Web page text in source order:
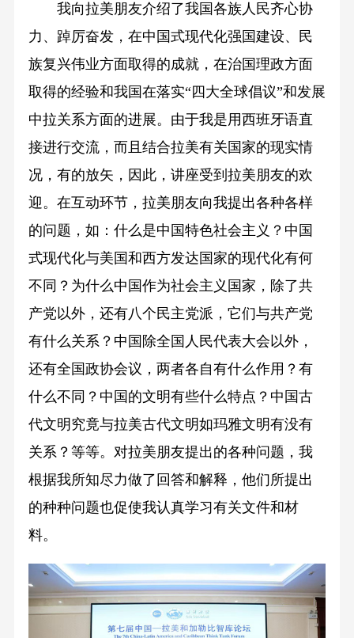
我向拉美朋友介绍了我国各族人民齐心协
力、踔厉奋发，在中国式现代化强国建设、民
族复兴伟业方面取得的成就，在治国理政方面
取得的经验和我国在落实“四大全球倡议”和发展
中拉关系方面的进展。由于我是用西班牙语直
接进行交流，而且结合拉美有关国家的现实情
况，有的放矢，因此，讲座受到拉美朋友的欢
迎。在互动环节，拉美朋友向我提出各种各样
的问题，如：什么是中国特色社会主义？中国
式现代化与美国和西方发达国家的现代化有何
不同？为什么中国作为社会主义国家，除了共
产党以外，还有八个民主党派，它们与共产党
有什么关系？中国除全国人民代表大会以外，
还有全国政协会议，两者各自有什么作用？有
什么不同？中国的文明有些什么特点？中国古
代文明究竟与拉美古代文明如玛雅文明有没有
关系？等等。对拉美朋友提出的各种问题，我
根据我所知尽力做了回答和解释，他们所提出
的种种问题也促使我认真学习有关文件和材
料。